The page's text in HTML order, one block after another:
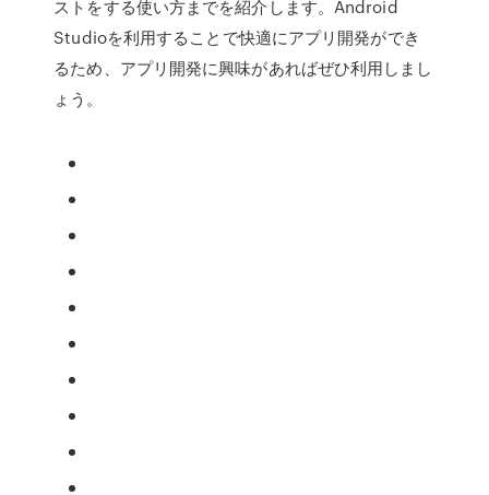
ストをする使い方までを紹介します。Android
Studioを利用することで快適にアプリ開発ができ
るため、アプリ開発に興味があればぜひ利用しまし
ょう。